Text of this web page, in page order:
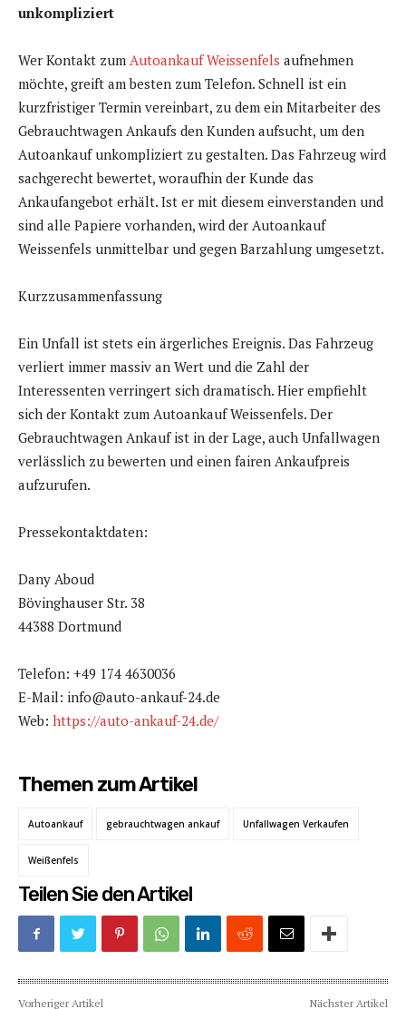
unkompliziert
Wer Kontakt zum Autoankauf Weissenfels aufnehmen
möchte, greift am besten zum Telefon. Schnell ist ein
kurzfristiger Termin vereinbart, zu dem ein Mitarbeiter des
Gebrauchtwagen Ankaufs den Kunden aufsucht, um den
Autoankauf unkompliziert zu gestalten. Das Fahrzeug wird
sachgerecht bewertet, woraufhin der Kunde das
Ankaufangebot erhält. Ist er mit diesem einverstanden und
sind alle Papiere vorhanden, wird der Autoankauf
Weissenfels unmittelbar und gegen Barzahlung umgesetzt.
Kurzzusammenfassung
Ein Unfall ist stets ein ärgerliches Ereignis. Das Fahrzeug
verliert immer massiv an Wert und die Zahl der
Interessenten verringert sich dramatisch. Hier empfiehlt
sich der Kontakt zum Autoankauf Weissenfels. Der
Gebrauchtwagen Ankauf ist in der Lage, auch Unfallwagen
verlässlich zu bewerten und einen fairen Ankaufpreis
aufzurufen.
Pressekontaktdaten:
Dany Aboud
Bövinghauser Str. 38
44388 Dortmund
Telefon: +49 174 4630036
E-Mail: info@auto-ankauf-24.de
Web: https://auto-ankauf-24.de/
Themen zum Artikel
Autoankauf gebrauchtwagen ankauf Unfallwagen Verkaufen
Weißenfels
Teilen Sie den Artikel
Vorheriger Artikel Nächster Artikel